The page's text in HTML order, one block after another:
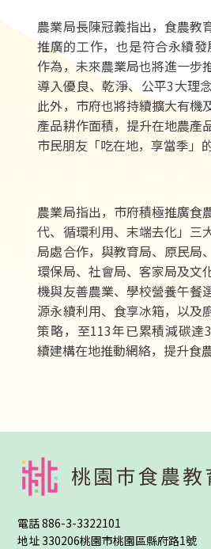
農業局長陳冠義指出，食農教
推廣的工作，也是符合永續發
作為，未來農業局也將進一步
導入優良、乾淨、公平3大理
此外，市府也將持續擴大有機
產品耕作面積，提升在地農產
市民朋友「吃在地，享當季」
農業局指出，市府積極推廣食
代、循環利用、末端去化」三
局處合作，與教育局、原民局
環保局、社會局、客家局及文
機與友善農業、學校營養午餐
源永續利用、食享冰箱，以及
策略，至113年已累積減碳達
續建構在地推動網絡，提升食
電話886-3-3322101
地址330206桃園市桃園區縣府路1號